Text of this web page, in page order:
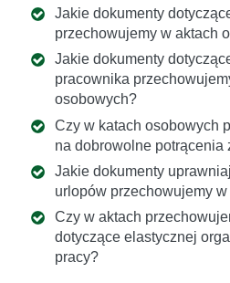
Jakie dokumenty
przechowujemy w aktach
Jakie dokumenty
pracownika
osobowych?
Czy w katach osobowych
na dobrowolne potrącenia
Jakie dokumenty
urlopów przechowujemy
Czy w aktach
dotyczące elastycznej
pracy?